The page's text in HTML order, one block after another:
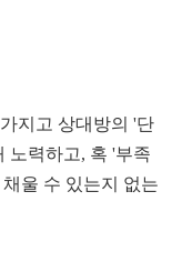
지고 상대방의 '단
노력하고, 혹 '부족
울 수 있는지 없는